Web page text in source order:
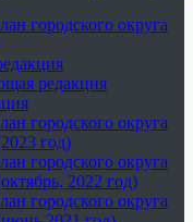
городского округа
редакция
городского округа
год)
городского округа
2022 год)
городского округа